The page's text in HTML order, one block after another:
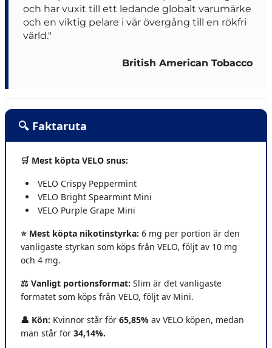
och har vuxit till ett ledande globalt varumärke
och en viktig pelare i vår övergång till en rökfri
värld."
British American Tobacco
🔍 Faktaruta
🛒 Mest köpta VELO snus:
VELO Crispy Peppermint
VELO Bright Spearmint Mini
VELO Purple Grape Mini
⭐ Mest köpta nikotinstyrka: 6 mg per portion är den
vanligaste styrkan som köps från VELO, följt av 10 mg
och 4 mg.
⚖️ Vanligt portionsformat: Slim är det vanligaste
formatet som köps från VELO, följt av Mini.
👤 Kön: Kvinnor står för 65,85% av VELO köpen, medan
män står för 34,14%.